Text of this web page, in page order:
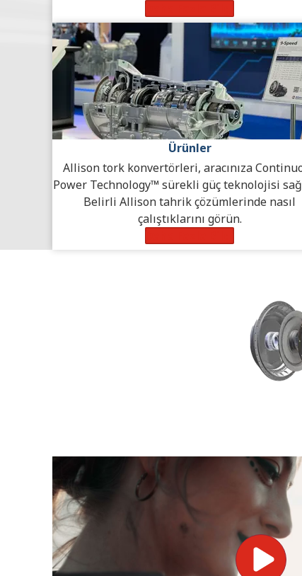
Ürünler
Allison tork konvertörleri, aracınıza
Power Technology™ sürekli güç teknolojisi
Belirli Allison tahrik çözümlerinde nasıl
çalıştıklarını görün.